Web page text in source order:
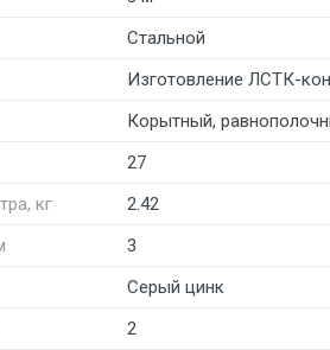
Стальной
Изготовление ЛСТК-
Корытный,
27
кг
2.42
3
Серый цинк
2